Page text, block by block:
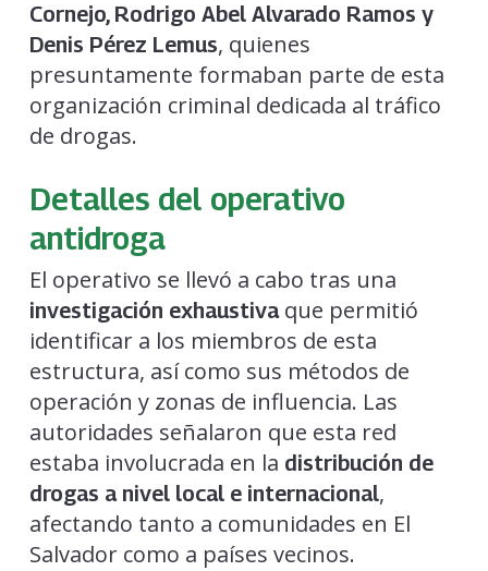
Cornejo, Rodrigo Abel Alvarado Ramos y
Denis Pérez Lemus, quienes
presuntamente formaban parte de esta
organización criminal dedicada al tráfico
de drogas.
Detalles del operativo
antidroga
El operativo se llevó a cabo tras una
investigación exhaustivaque permitió
identificar a los miembros de esta
estructura, así como sus métodos de
operación y zonas de influencia. Las
autoridades señalaron que esta red
estaba involucrada en la distribución de
drogas a nivel local e internacional,
afectando tanto a comunidades en El
Salvador como a países vecinos.